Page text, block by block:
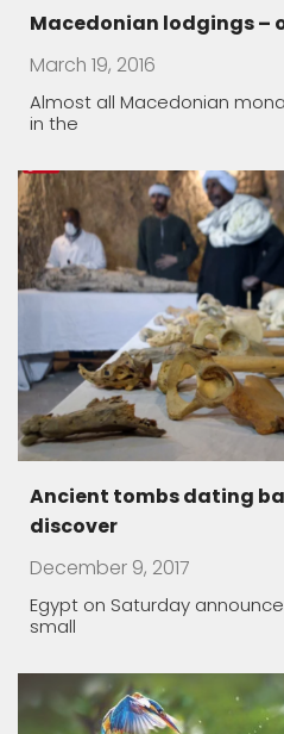
Ancient tombs dating
Egypt on Saturday
We are all ONE
November 19, 2017